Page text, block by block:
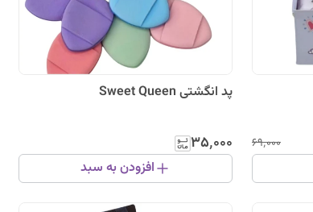
۶۹٬۰۰۰
پد انگشتی Sweet Queen
۳۵٬۰۰۰
افزودن به سبد